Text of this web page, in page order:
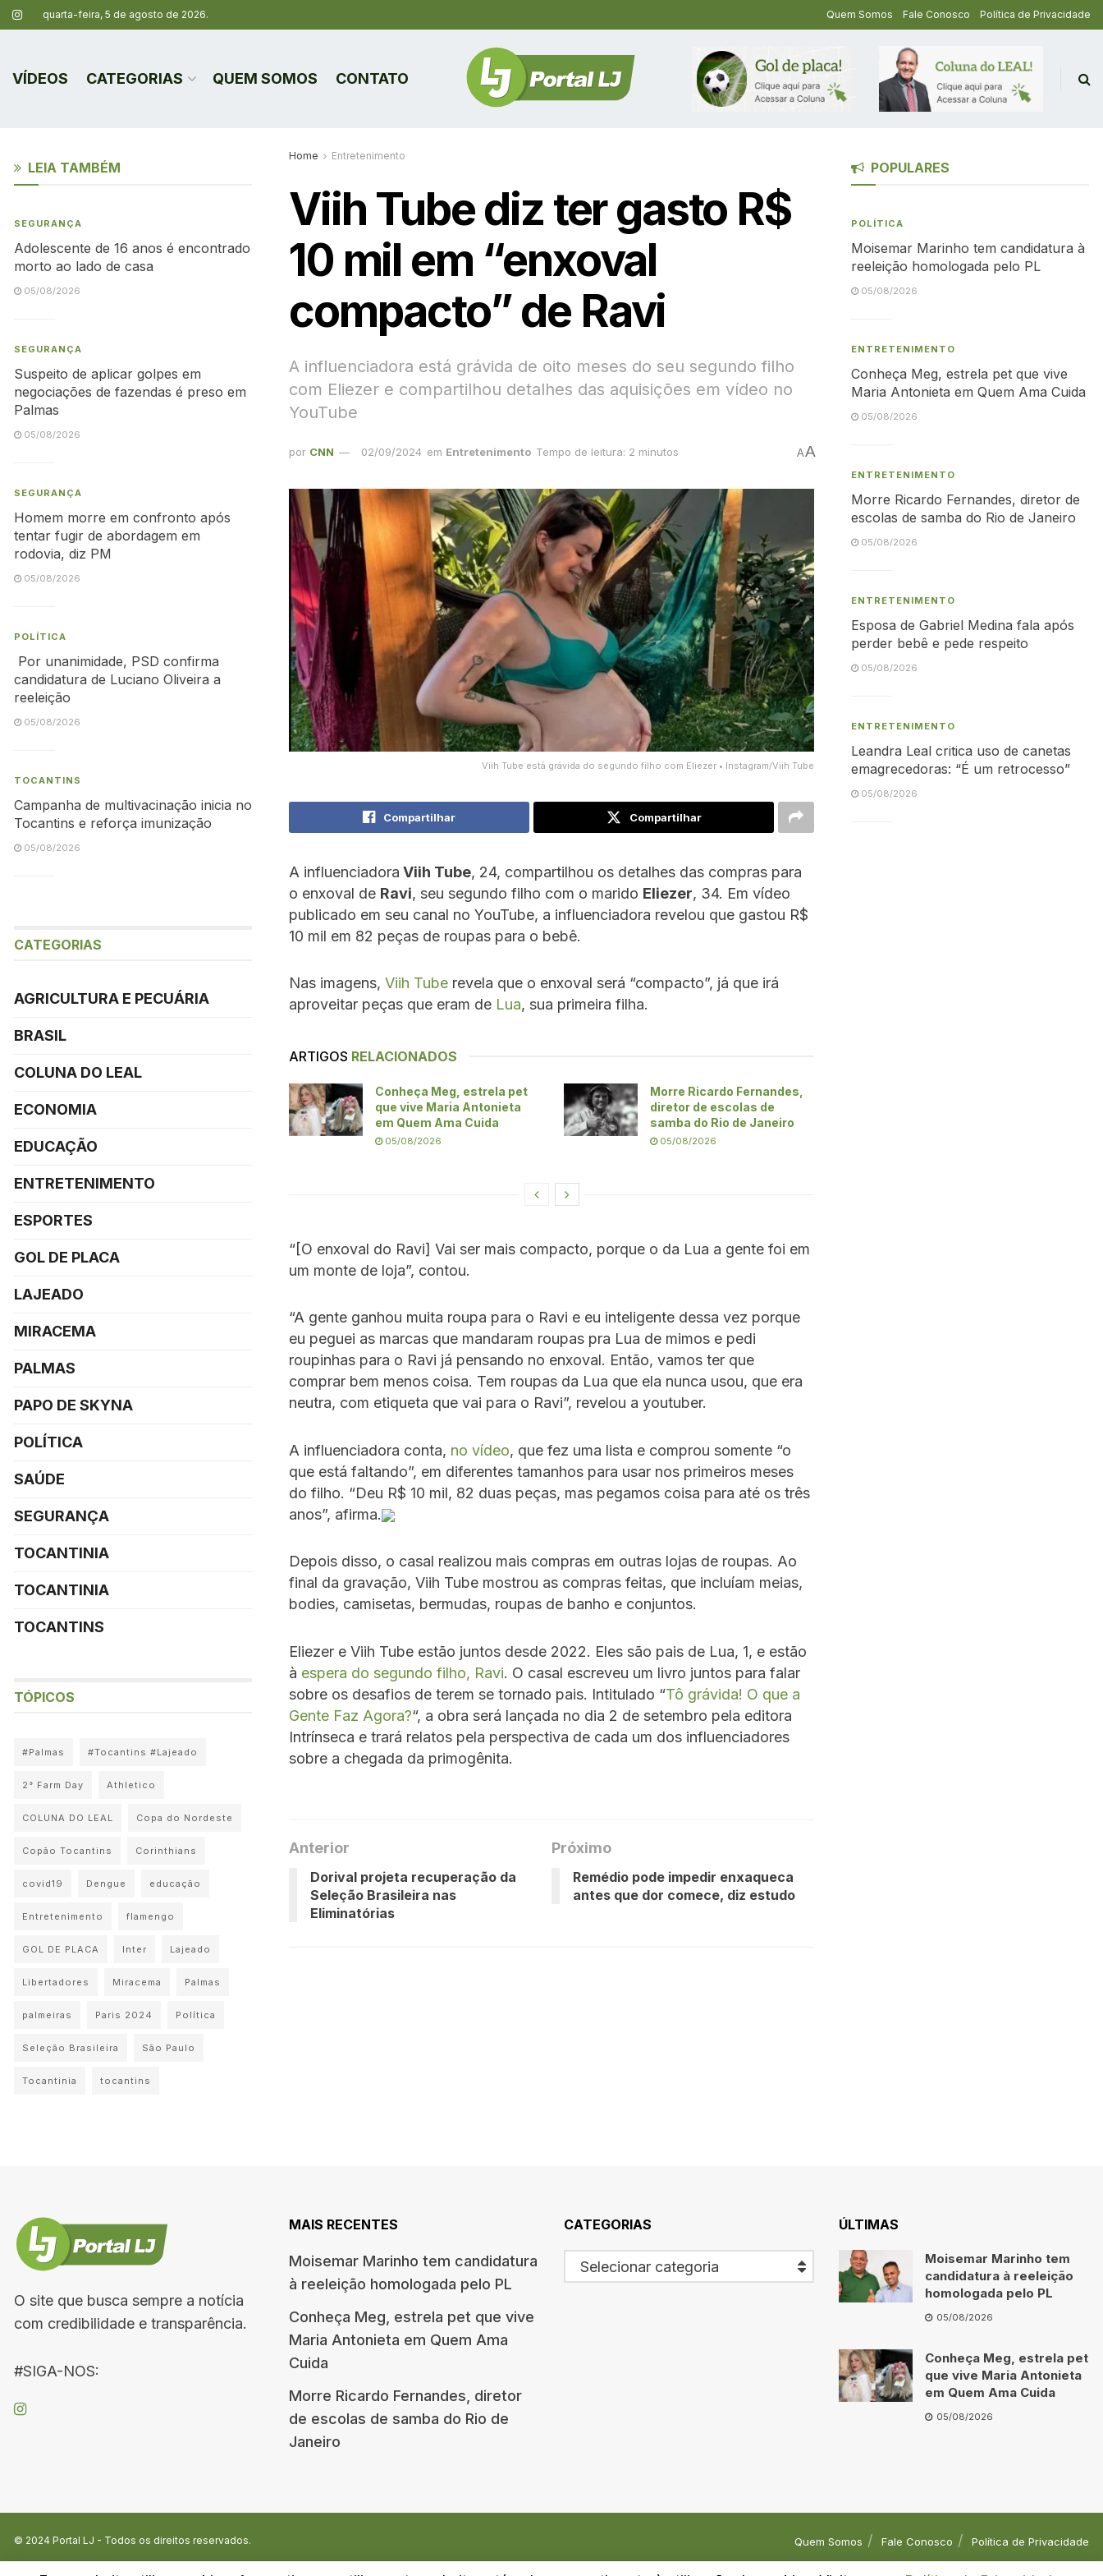
quarta-feira, 5 de agosto de 2026. Quem Somos Fale Conosco Política de Privacidade
VÍDEOS CATEGORIAS QUEM SOMOS CONTATO
Home Entretenimento
Viih Tube diz ter gasto R$
10 mil em “enxoval
compacto” de Ravi
A influenciadora está grávida de oito meses do seu segundo filho
com Eliezer e compartilhou detalhes das aquisições em vídeo no
YouTube
por CNN 02/09/2024 em Entretenimento Tempo de leitura: 2 minutos AA
Viih Tube está grávida do segundo filho com Eliezer • Instagram/Viih Tube
Compartilhar Compartilhar
A influenciadora Viih Tube, 24, compartilhou os detalhes das compras para
o enxoval de Ravi, seu segundo filho com o marido Eliezer, 34. Em vídeo
publicado em seu canal no YouTube, a influenciadora revelou que gastou R$
10 mil em 82 peças de roupas para o bebê.
Nas imagens, Viih Tube revela que o enxoval será “compacto”, já que irá
aproveitar peças que eram de Lua, sua primeira filha.
ARTIGOS RELACIONADOS
Conheça Meg, estrela pet
que vive Maria Antonieta
em Quem Ama Cuida
05/08/2026
Morre Ricardo Fernandes,
diretor de escolas de
samba do Rio de Janeiro
05/08/2026
“[O enxoval do Ravi] Vai ser mais compacto, porque o da Lua a gente foi em
um monte de loja”, contou.
“A gente ganhou muita roupa para o Ravi e eu inteligente dessa vez porque
eu peguei as marcas que mandaram roupas pra Lua de mimos e pedi
roupinhas para o Ravi já pensando no enxoval. Então, vamos ter que
comprar bem menos coisa. Tem roupas da Lua que ela nunca usou, que era
neutra, com etiqueta que vai para o Ravi”, revelou a youtuber.
A influenciadora conta, no vídeo, que fez uma lista e comprou somente “o
que está faltando”, em diferentes tamanhos para usar nos primeiros meses
do filho. “Deu R$ 10 mil, 82 duas peças, mas pegamos coisa para até os três
anos”, afirma.
Depois disso, o casal realizou mais compras em outras lojas de roupas. Ao
final da gravação, Viih Tube mostrou as compras feitas, que incluíam meias,
bodies, camisetas, bermudas, roupas de banho e conjuntos.
Eliezer e Viih Tube estão juntos desde 2022. Eles são pais de Lua, 1, e estão
à espera do segundo filho, Ravi. O casal escreveu um livro juntos para falar
sobre os desafios de terem se tornado pais. Intitulado “Tô grávida! O que a
Gente Faz Agora?“, a obra será lançada no dia 2 de setembro pela editora
Intrínseca e trará relatos pela perspectiva de cada um dos influenciadores
sobre a chegada da primogênita.
Anterior
Dorival projeta recuperação da
Seleção Brasileira nas
Eliminatórias
Próximo
Remédio pode impedir enxaqueca
antes que dor comece, diz estudo
LEIA TAMBÉM
SEGURANÇA
Adolescente de 16 anos é encontrado
morto ao lado de casa
05/08/2026
SEGURANÇA
Suspeito de aplicar golpes em
negociações de fazendas é preso em
Palmas
05/08/2026
SEGURANÇA
Homem morre em confronto após
tentar fugir de abordagem em
rodovia, diz PM
05/08/2026
POLÍTICA
Por unanimidade, PSD confirma
candidatura de Luciano Oliveira a
reeleição
05/08/2026
TOCANTINS
Campanha de multivacinação inicia no
Tocantins e reforça imunização
05/08/2026
CATEGORIAS
AGRICULTURA E PECUÁRIA
BRASIL
COLUNA DO LEAL
ECONOMIA
EDUCAÇÃO
ENTRETENIMENTO
ESPORTES
GOL DE PLACA
LAJEADO
MIRACEMA
PALMAS
PAPO DE SKYNA
POLÍTICA
SAÚDE
SEGURANÇA
TOCANTINIA
TOCANTINIA
TOCANTINS
TÓPICOS
#Palmas #Tocantins #Lajeado
2° Farm Day Athletico
COLUNA DO LEAL Copa do Nordeste
Copão Tocantins Corinthians
covid19 Dengue educação
Entretenimento flamengo
GOL DE PLACA Inter Lajeado
Libertadores Miracema Palmas
palmeiras Paris 2024 Política
Seleção Brasileira São Paulo
Tocantinia tocantins
POPULARES
POLÍTICA
Moisemar Marinho tem candidatura à
reeleição homologada pelo PL
05/08/2026
ENTRETENIMENTO
Conheça Meg, estrela pet que vive
Maria Antonieta em Quem Ama Cuida
05/08/2026
ENTRETENIMENTO
Morre Ricardo Fernandes, diretor de
escolas de samba do Rio de Janeiro
05/08/2026
ENTRETENIMENTO
Esposa de Gabriel Medina fala após
perder bebê e pede respeito
05/08/2026
ENTRETENIMENTO
Leandra Leal critica uso de canetas
emagrecedoras: “É um retrocesso”
05/08/2026
O site que busca sempre a notícia
com credibilidade e transparência.
#SIGA-NOS:
MAIS RECENTES
Moisemar Marinho tem candidatura
à reeleição homologada pelo PL
Conheça Meg, estrela pet que vive
Maria Antonieta em Quem Ama
Cuida
Morre Ricardo Fernandes, diretor
de escolas de samba do Rio de
Janeiro
CATEGORIAS
Selecionar categoria
ÚLTIMAS
Moisemar Marinho tem
candidatura à reeleição
homologada pelo PL
05/08/2026
Conheça Meg, estrela pet
que vive Maria Antonieta
em Quem Ama Cuida
05/08/2026
Quem Somos Fale Conosco Política de Privacidade
© 2024 Portal LJ - Todos os direitos reservados.